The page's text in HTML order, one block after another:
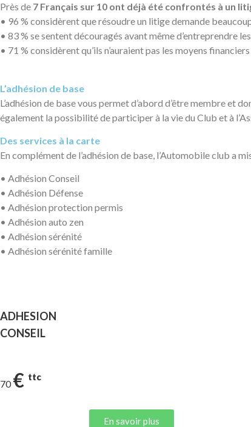
Près de 7 Français sur 10 ont déjà été confrontés à un
• 96 % considèrent que résoudre un litige demande
• 83 % se sentent découragés avant même d’entreprendre
• 71 % considèrent qu’ils n’auraient pas les moyens
L’adhésion de base
L’adhésion de base vous permet d’abord d’être membre et
également la possibilité de participer à la vie du Club et à
Des services à la carte
En complément de l’adhésion de base, l’Automobile club a
• Adhésion Conseil
• Adhésion Défense
• Adhésion protection permis
• Adhésion auto zen
• Adhésion sérénité
• Adhésion sérénité famille
ADHESION
CONSEIL
70€ ttc
En savoir plus